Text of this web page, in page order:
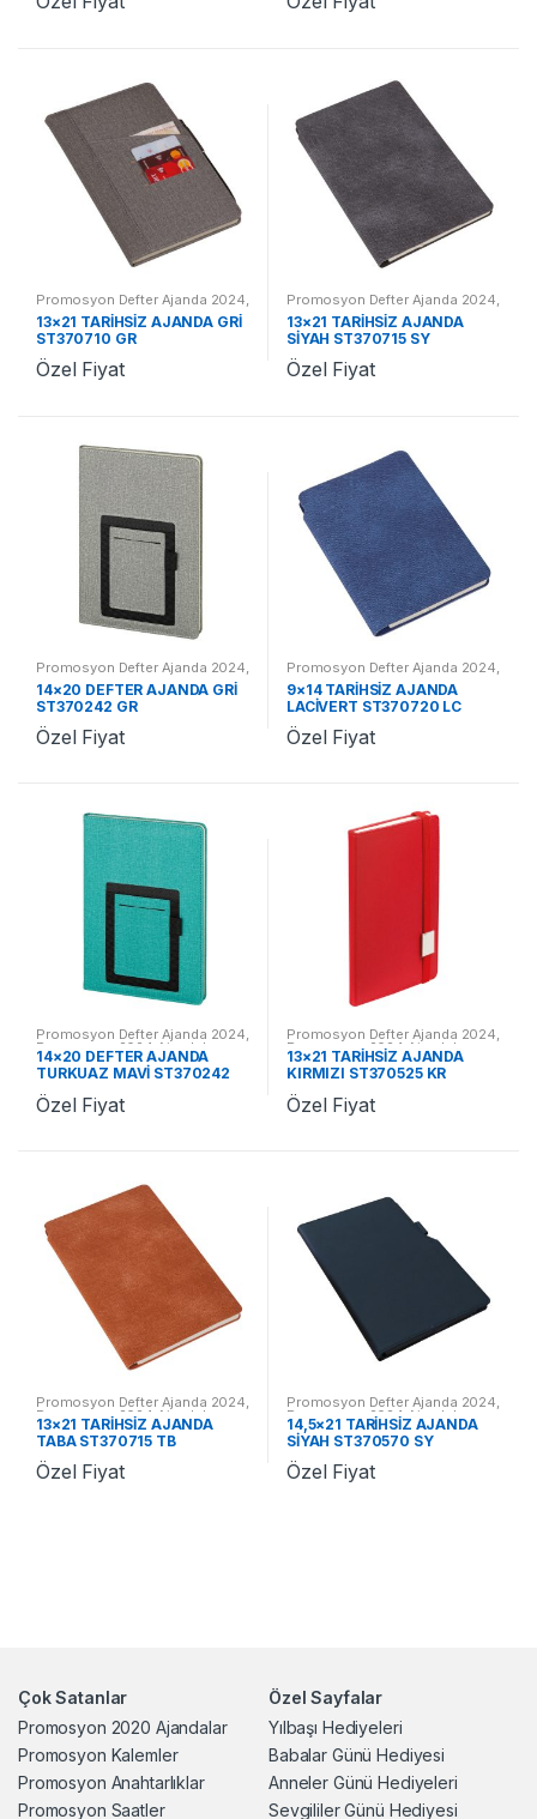
Promosyon Defter Ajanda 2024,
Promosyon 2024 Ajandalar
13×21 TARİHSİZ AJANDA GRİ
ST370710 GR
Özel Fiyat
Promosyon Defter Ajanda 2024,
Promosyon 2024 Ajandalar
13×21 TARİHSİZ AJANDA
SİYAH ST370715 SY
Özel Fiyat
Promosyon Defter Ajanda 2024
Promosyon 2024 Ajandalar
14×20 DEFTER AJANDA GRİ
ST370242 GR
Özel Fiyat
Promosyon Defter Ajanda 2024
Promosyon 2024 Ajandalar
9×14 TARİHSİZ AJANDA
LACİVERT ST370720 LC
Özel Fiyat
Promosyon Defter Ajanda 2024,
Promosyon 2024 Ajandalar
14×20 DEFTER AJANDA
TURKUAZ MAVİ ST370242
TM
Özel Fiyat
Promosyon Defter Ajanda 2024,
Promosyon 2024 Ajandalar
13×21 TARİHSİZ AJANDA
KIRMIZI ST370525 KR
Özel Fiyat
Promosyon Defter Ajanda 2024,
Promosyon 2024 Ajandalar
13×21 TARİHSİZ AJANDA
TABA ST370715 TB
Özel Fiyat
Promosyon Defter Ajanda 2024,
Promosyon 2024 Ajandalar
14,5×21 TARİHSİZ AJANDA
SİYAH ST370570 SY
Özel Fiyat
Çok Satanlar
Promosyon 2020 Ajandalar
Promosyon Kalemler
Promosyon Anahtarlıklar
Promosyon Saatler
Özel Sayfalar
Yılbaşı Hediyeleri
Babalar Günü Hediyesi
Anneler Günü Hediyeleri
Sevgililer Günü Hediyesi